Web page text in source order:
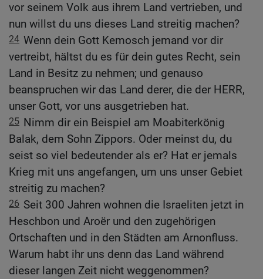
vor seinem Volk aus ihrem Land vertrieben, und
nun willst du uns dieses Land streitig machen?
24 Wenn dein Gott Kemosch jemand vor dir
vertreibt, hältst du es für dein gutes Recht, sein
Land in Besitz zu nehmen; und genauso
beanspruchen wir das Land derer, die der HERR,
unser Gott, vor uns ausgetrieben hat.
25 Nimm dir ein Beispiel am Moabiterkönig
Balak, dem Sohn Zippors. Oder meinst du, du
seist so viel bedeutender als er? Hat er jemals
Krieg mit uns angefangen, um uns unser Gebiet
streitig zu machen?
26 Seit 300 Jahren wohnen die Israeliten jetzt in
Heschbon und Aroër und den zugehörigen
Ortschaften und in den Städten am Arnonfluss.
Warum habt ihr uns denn das Land während
dieser langen Zeit nicht weggenommen?